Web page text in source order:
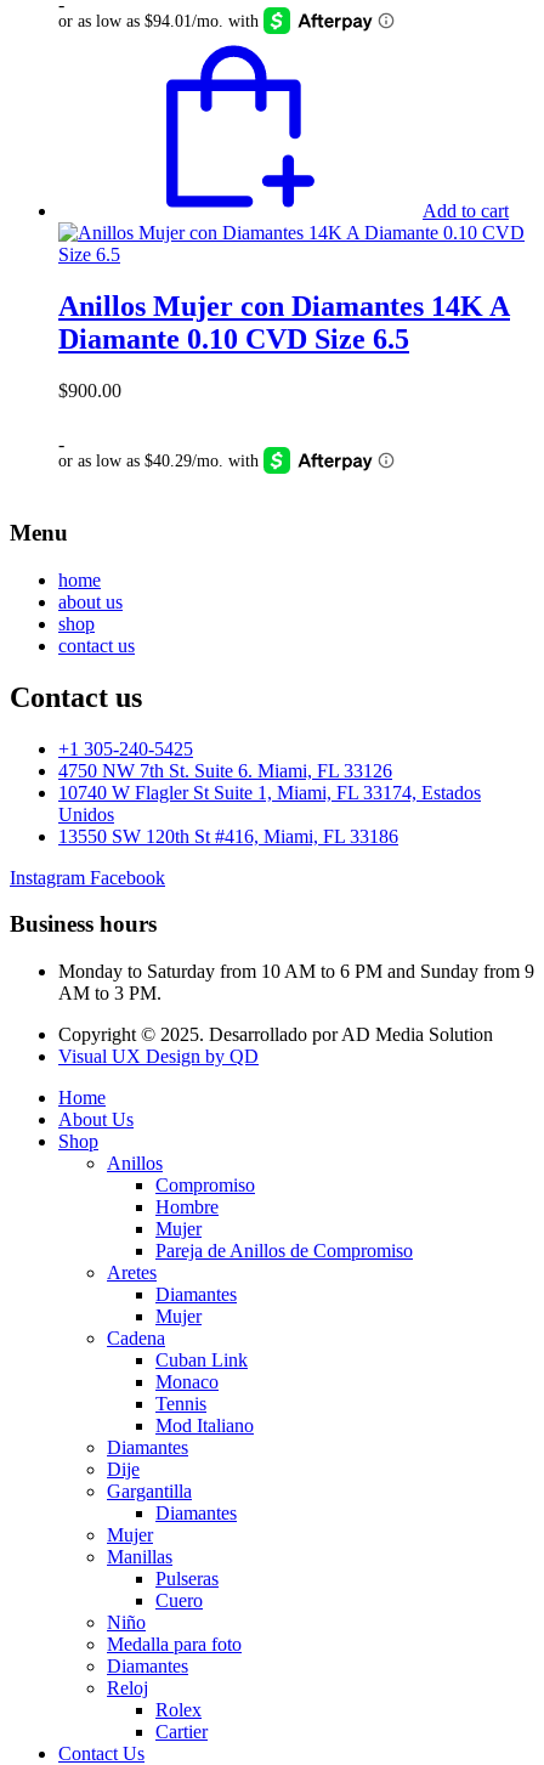
-
Add to cart
Anillos Mujer con Diamantes 14K A
Diamante 0.10 CVD Size 6.5
$900.00
-
Menu
home
about us
shop
contact us
Contact us
+1 305-240-5425
4750 NW 7th St. Suite 6. Miami, FL 33126
10740 W Flagler St Suite 1, Miami, FL 33174, Estados
Unidos
13550 SW 120th St #416, Miami, FL 33186
Instagram Facebook
Business hours
Monday to Saturday from 10 AM to 6 PM and Sunday from 9
AM to 3 PM.
Copyright © 2025. Desarrollado por AD Media Solution
Visual UX Design by QD
Home
About Us
Shop
Anillos
Compromiso
Hombre
Mujer
Pareja de Anillos de Compromiso
Aretes
Diamantes
Mujer
Cadena
Cuban Link
Monaco
Tennis
Mod Italiano
Diamantes
Dije
Gargantilla
Diamantes
Mujer
Manillas
Pulseras
Cuero
Niño
Medalla para foto
Diamantes
Reloj
Rolex
Cartier
Contact Us